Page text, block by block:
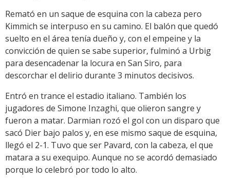
Remató en un saque de esquina con la cabeza pero
Kimmich se interpuso en su camino. El balón que quedó
suelto en el área tenía dueño y, con el empeine y la
convicción de quien se sabe superior, fulminó a Urbig
para desencadenar la locura en San Siro, para
descorchar el delirio durante 3 minutos decisivos.
Entró en trance el estadio italiano. También los
jugadores de Simone Inzaghi, que olieron sangre y
fueron a matar. Darmian rozó el gol con un disparo que
sacó Dier bajo palos y, en ese mismo saque de esquina,
llegó el 2-1. Tuvo que ser Pavard, con la cabeza, el que
matara a su exequipo. Aunque no se acordó demasiado
porque lo celebró por todo lo alto.